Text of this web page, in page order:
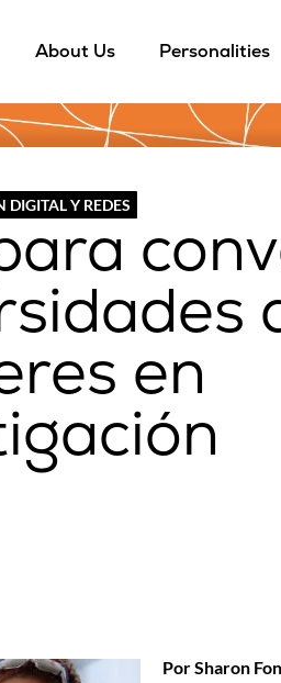
About Us Personalities
Y REDES
en
Por Sharon